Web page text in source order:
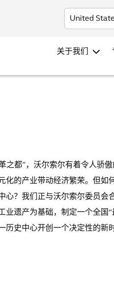
关于我们
之都”，沃尔索尔有着令人骄
化的产业带动经济繁荣。但如
心？我们正与沃尔索尔委员会
业遗产为基础，制定一个全国“
史中心开创一个决定性的新